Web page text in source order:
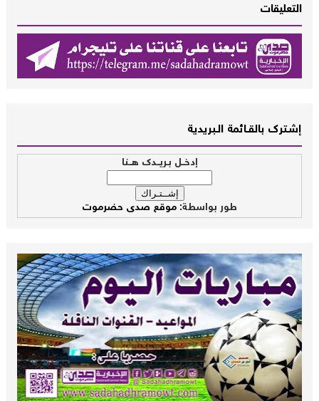
التعليقات
إشــترك بالقـــائمة الــبريدية
إدخــل بـريــدك هــنا
طور بواسطة:موقع صدى حضرموت